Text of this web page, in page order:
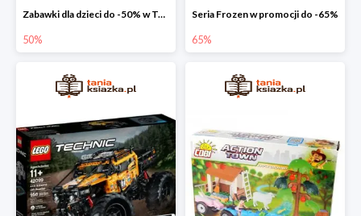
Zabawki dla dzieci do -50% w Taniej Książce
50%
Seria Frozen w promocji do -65%
65%